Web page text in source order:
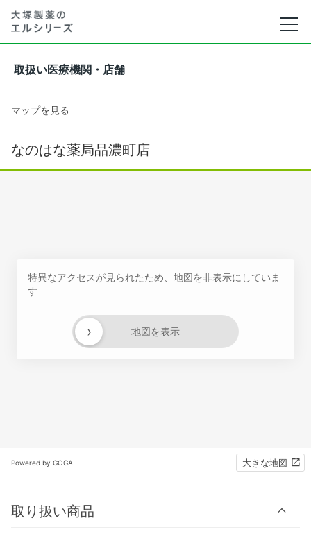
取扱い医療機関・店舗
マップを見る
なのはな薬局品濃町店
特異なアクセスが見られたため、地図を非表示にしていま
す
地図を表示
›
Powered by GOGA 大きな地図
取り扱い商品